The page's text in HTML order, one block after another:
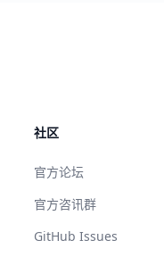
社区
官方论坛
官方咨讯群
GitHub Issues